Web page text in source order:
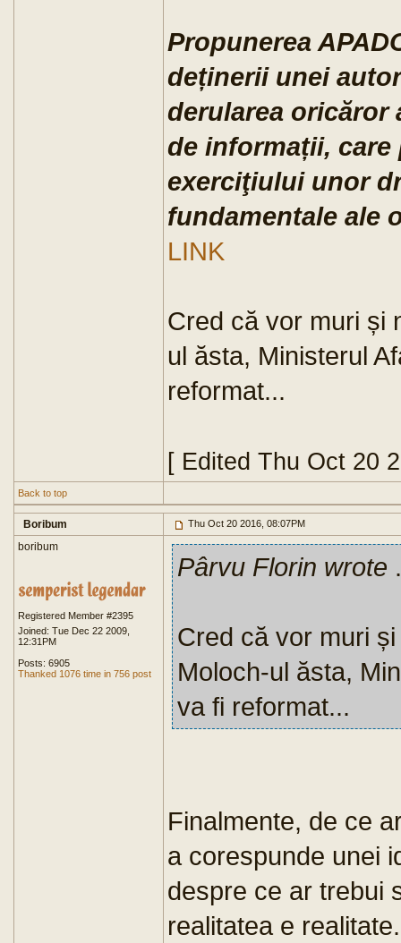
Propunerea
deținerii unei
derularea
de informații, care
exerciţiului unor
fundamentale ale
LINK
Cred că vor muri și
ul ăsta, Ministerul
reformat...
[ Edited Thu Oct 20
Back to top
Boribum Thu Oct 20 2016, 08:07PM
boribum
Registered Member #2395
Joined: Tue Dec 22 2009,
12:31PM
Posts: 6905
Thanked 1076 time in 756 post
Pârvu Florin wrote
Cred că vor muri
Moloch-ul ăsta,
va fi reformat...
Finalmente, de ce
a corespunde unei
despre ce ar trebui
realitatea e